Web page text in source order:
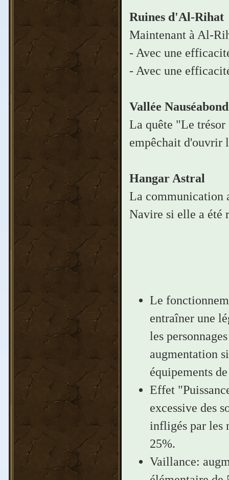
Ruines d'Al-Rihat
Maintenant à Al-
- Avec une
- Avec une
Vallée
La quête "Le
empêchait d'ouvrir
Hangar Astral
La communication
Navire si elle a été
Le
entraîner une
les
augmentation
équipements
Effet
excessive des
infligés par les
25%.
Vaillance: